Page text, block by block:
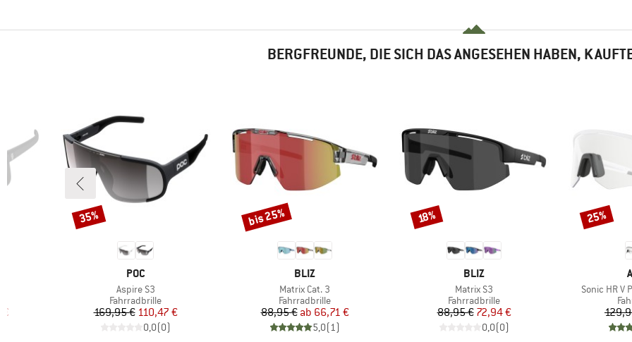
BERGFREUNDE, DIE SICH DAS ANGESEHEN HABEN,
Preis
€
MARKE
POC
Artikel
Aspire S3
Produktgruppe
Fahrradbrille
Preis
169,95 €reduzierter Preis
110,47 €
0,0(0)
Rabatt
35%
MARKE
BLIZ
Artikel
Matrix Cat. 3
Produktgruppe
Fahrradbrille
Preis
88,95 € reduzierter Preis
ab 66,71 €
5,0(1)
Rabatt
bis 25%
MARKE
BLIZ
Artikel
Matrix S3
Produktgruppe
Fahrradbrille
Preis
88,95 €reduzierter Preis
72,94 €
0,0(0)
Rabatt
18%
Artikel
Sonic HR V
Rabatt
25%